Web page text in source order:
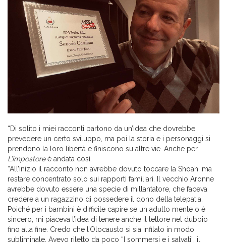
“Di solito i miei racconti partono da un’idea che dovrebbe
prevedere un certo sviluppo, ma poi la storia e i personaggi si
prendono la loro libertà e finiscono su altre vie. Anche per
L’impostoreè andata così.
“All’inizio il racconto non avrebbe dovuto toccare la Shoah, ma
restare concentrato solo sui rapporti familiari. Il vecchio Aronne
avrebbe dovuto essere una specie di millantatore, che faceva
credere a un ragazzino di possedere il dono della telepatia.
Poiché per i bambini è difficile capire se un adulto mente o è
sincero, mi piaceva l’idea di tenere anche il lettore nel dubbio
fino alla fine. Credo che l’Olocausto si sia infilato in modo
subliminale. Avevo riletto da poco “I sommersi e i salvati”, il